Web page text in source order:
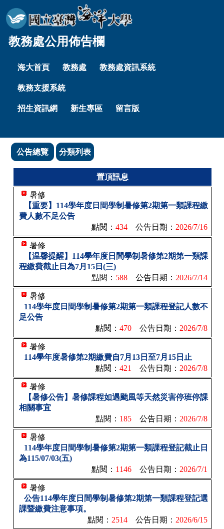
教務處公用佈告欄
海大首頁 教務處 教務處資訊系統
教務支援系統
招生資訊網 新生專區 留言版
公告總覽 分類列表
置頂訊息
暑修
【重要】114學年度日間學制暑修第2期第一類課程繳
費人數不足公告
點閱： 434 公告日期： 2026/7/16
暑修
【温馨提醒】114學年度日間學制暑修第2期第一類課
程繳費截止日為7月15日(三)
點閱： 588 公告日期： 2026/7/14
暑修
114學年度日間學制暑修第2期第一類課程登記人數不
足公告
點閱： 470 公告日期： 2026/7/8
暑修
114學年度暑修第2期繳費自7月13日至7月15日止
點閱： 421 公告日期： 2026/7/8
暑修
【暑修公告】暑修課程如遇颱風等天然災害停班停課
相關事宜
點閱： 185 公告日期： 2026/7/8
暑修
114學年度日間學制暑修第2期第一類課程登記截止日
為115/07/03(五)
點閱： 1146 公告日期： 2026/7/1
暑修
公告114學年度日間學制暑修第2期第一類課程登記選
課暨繳費注意事項。
點閱： 2514 公告日期： 2026/6/15